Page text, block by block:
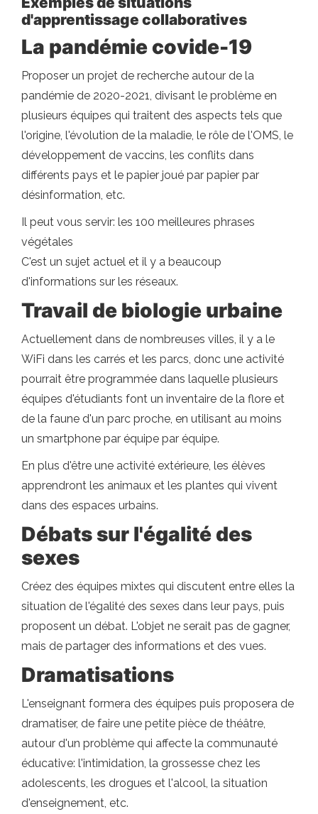
d'apprentissage collaboratives
La pandémie covide-19
Proposer un projet de recherche autour de la
pandémie de 2020-2021, divisant le problème en
plusieurs équipes qui traitent des aspects tels que
l'origine, l'évolution de la maladie, le rôle de l'OMS, le
développement de vaccins, les conflits dans
différents pays et le papier joué par papier par
désinformation, etc.
Il peut vous servir: les 100 meilleures phrases
végétales
C'est un sujet actuel et il y a beaucoup
d'informations sur les réseaux.
Travail de biologie urbaine
Actuellement dans de nombreuses villes, il y a le
WiFi dans les carrés et les parcs, donc une activité
pourrait être programmée dans laquelle plusieurs
équipes d'étudiants font un inventaire de la flore et
de la faune d'un parc proche, en utilisant au moins
un smartphone par équipe par équipe.
En plus d'être une activité extérieure, les élèves
apprendront les animaux et les plantes qui vivent
dans des espaces urbains.
Débats sur l'égalité des
sexes
Créez des équipes mixtes qui discutent entre elles la
situation de l'égalité des sexes dans leur pays, puis
proposent un débat. L'objet ne serait pas de gagner,
mais de partager des informations et des vues.
Dramatisations
L'enseignant formera des équipes puis proposera de
dramatiser, de faire une petite pièce de théâtre,
autour d'un problème qui affecte la communauté
éducative: l'intimidation, la grossesse chez les
adolescents, les drogues et l'alcool, la situation
d'enseignement, etc.